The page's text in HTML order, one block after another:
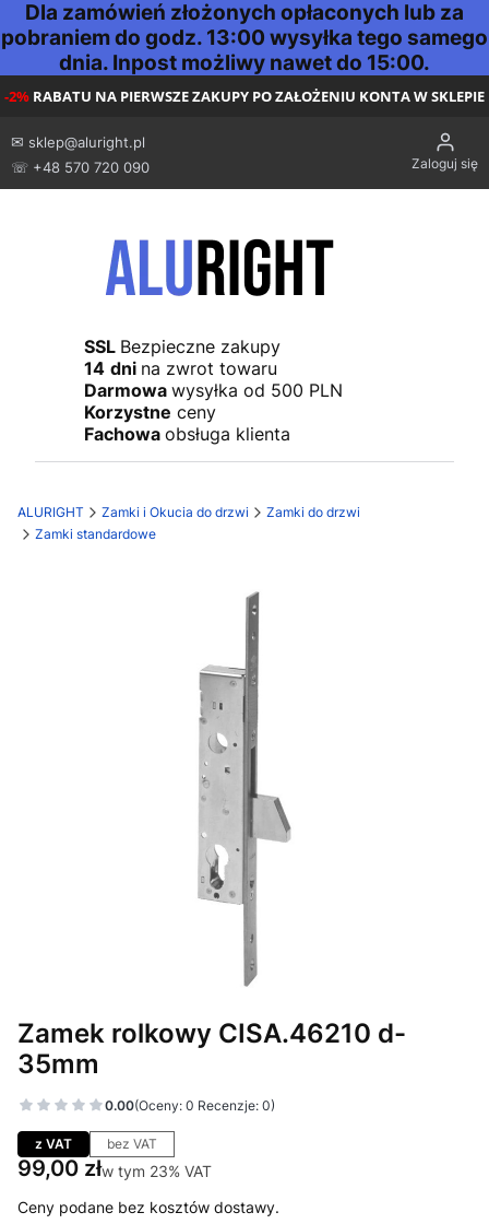
Dla zamówień złożonych opłaconych lub za
pobraniem do godz. 13:00 wysyłka tego samego
dnia. Inpost możliwy nawet do 15:00.
-2% RABATU NA PIERWSZE ZAKUPY PO ZAŁOŻENIU KONTA W SKLEPIE
✉ sklep@aluright.pl
☏ +48 570 720 090
Zaloguj się
SSL Bezpieczne zakupy
14 dni na zwrot towaru
Darmowa wysyłka od 500 PLN
Korzystne ceny
Fachowa obsługa klienta
ALURIGHT Zamki i Okucia do drzwi
Zamki do drzwi
Zamki standardowe
Zamek rolkowy CISA.46210 d-
35mm
0.00(Oceny: 0 Recenzje: 0)
Przejdź do sekcji Opinie
z VAT bez VAT
Cena
99,00 złw tym 23% VAT
w tym 23% VAT
Ceny podane bez kosztów dostawy.